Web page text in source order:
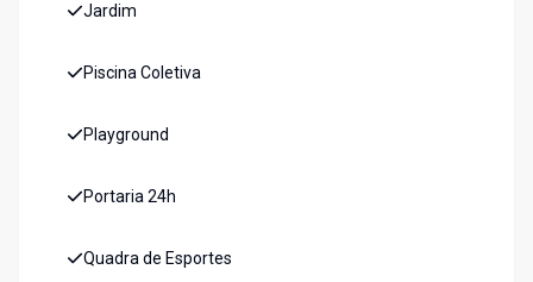
Jardim
Piscina Coletiva
Playground
Portaria 24h
Quadra de Esportes